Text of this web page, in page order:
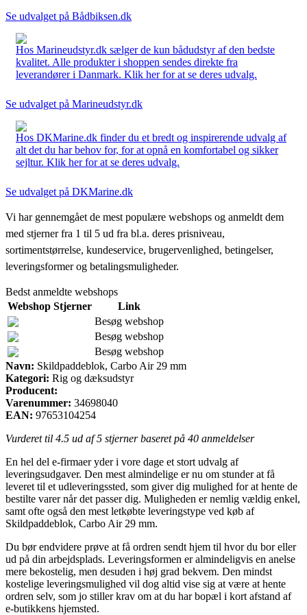
Se udvalget på Bådbiksen.dk
Hos Marineudstyr.dk sælger de kun bådudstyr af den bedste
kvalitet. Alle produkter i shoppen sendes direkte fra
leverandører i Danmark. Klik her for at se deres udvalg.
Se udvalget på Marineudstyr.dk
Hos DKMarine.dk finder du et bredt og inspirerende udvalg af
alt det du har behov for, for at opnå en komfortabel og sikker
sejltur. Klik her for at se deres udvalg.
Se udvalget på DKMarine.dk
Vi har gennemgået de mest populære webshops og anmeldt dem
med stjerner fra 1 til 5 ud fra bl.a. deres prisniveau,
sortimentstørrelse, kundeservice, brugervenlighed, betingelser,
leveringsformer og betalingsmuligheder.
Bedst anmeldte webshops
Webshop Stjerner
Link
Besøg webshop
Besøg webshop
Besøg webshop
Navn: Skildpaddeblok, Carbo Air 29 mm
Kategori: Rig og dæksudstyr
Producent:
Varenummer: 34698040
EAN: 97653104254
Vurderet til 4.5 ud af 5 stjerner baseret på 40 anmeldelser
En hel del e-firmaer yder i vore dage et stort udvalg af
leveringsudgaver. Den mest almindelige er nu om stunder at få
leveret til et udleveringssted, som giver dig mulighed for at hente de
bestilte varer når det passer dig. Muligheden er nemlig vældig enkel,
samt ofte også den mest letkøbte leveringstype ved køb af
Skildpaddeblok, Carbo Air 29 mm.
Du bør endvidere prøve at få ordren sendt hjem til hvor du bor eller
ud på din arbejdsplads. Leveringsformen er almindeligvis en anelse
mere bekostelig, men desuden i høj grad bekvem. Den mindst
kostelige leveringsmulighed vil dog altid vise sig at være at hente
ordren selv, som jo stiller krav om at du har bopæl i kort afstand af
e-butikkens hjemsted.